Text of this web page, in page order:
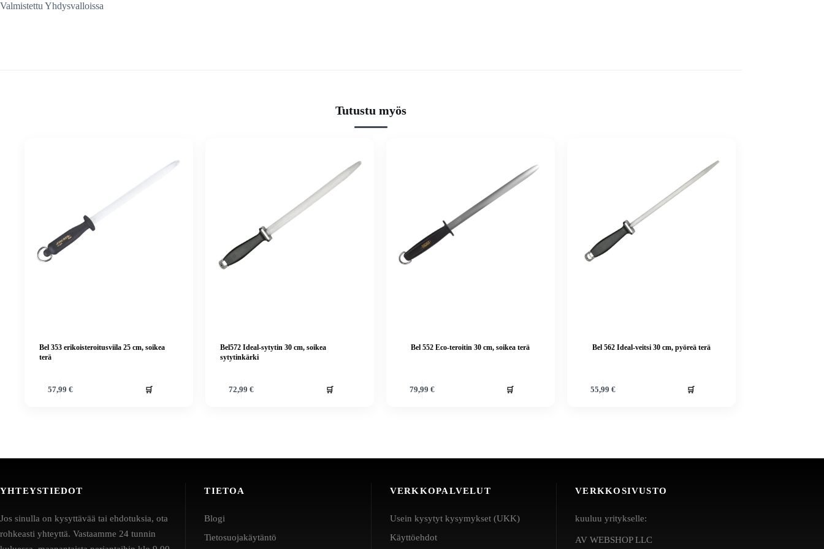
Valmistettu Yhdysvalloissa
Tutustu myös
Bel 353 erikoisteroitusviila 25 cm, soikea
terä
57,99€ 🛒
Bel572 Ideal-sytytin 30 cm, soikea
sytytinkärki
72,99€ 🛒
Bel 552 Eco-teroitin 30 cm, soikea terä
79,99 € 🛒
Bel 562 Ideal-veitsi 30 cm, pyöreä terä
55,99 € 🛒
YHTEYSTIEDOT
Jos sinulla on kysyttävää tai ehdotuksia, ota
rohkeasti yhteyttä. Vastaamme 24 tunnin
TIETOA
Blogi
Tietosuojakäytäntö
VERKKOPALVELUT
Usein kysytyt kysymykset (UKK)
Käyttöehdot
VERKKOSIVUSTO
kuuluu yritykselle:
AV WEBSHOP LLC